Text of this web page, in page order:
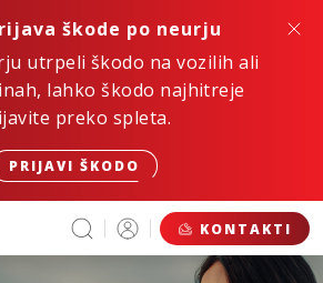
škode po neurju
utrpeli škodo na vozilih ali
lahko škodo najhitreje
preko spleta.
PRIJAVI ŠKODO
KONTAKTI